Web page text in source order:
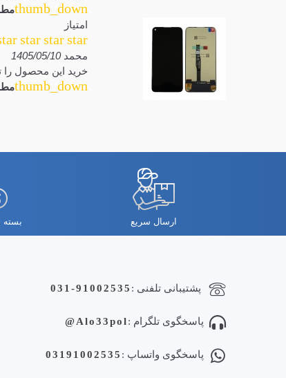
thumb_down
امتیاز
star
star
star
محمد1405/05/10
خرید این محصول
thumb_down
ارسال سریع بسته
پشتیبانی تلفنی : 031-91002535
پاسخگوی تلگرام :Alo33pol@
پاسخگوی واتساپ : 03191002535